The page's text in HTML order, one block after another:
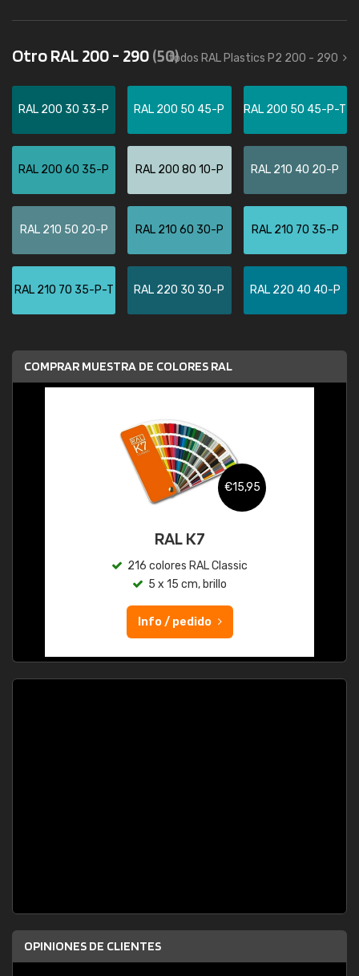
Otro RAL 200 - 290(50)todos RAL Plastics P2 200 - 290
RAL 200 30 33-P RAL 200 50 45-P RAL 200 50 45-P-T
RAL 200 60 35-P RAL 200 80 10-P RAL 210 40 20-P
RAL 210 50 20-P RAL 210 60 30-P RAL 210 70 35-P
RAL 210 70 35-P-T RAL 220 30 30-P RAL 220 40 40-P
COMPRAR MUESTRA DE COLORES RAL
€15,95
RAL K7
216 colores RAL Classic
5 x 15 cm, brillo
Info / pedido
OPINIONES DE CLIENTES